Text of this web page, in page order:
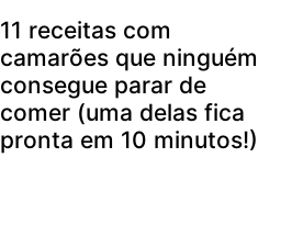
11 receitas com
camarões que ninguém
consegue parar de
comer (uma delas fica
pronta em 10 minutos!)